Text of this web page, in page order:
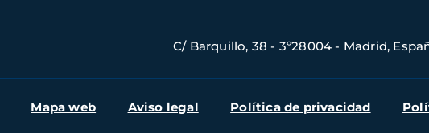
C/ Barquillo, 38 - 3º28004 - Madrid,
Mapa web Aviso legal Política de privacidad